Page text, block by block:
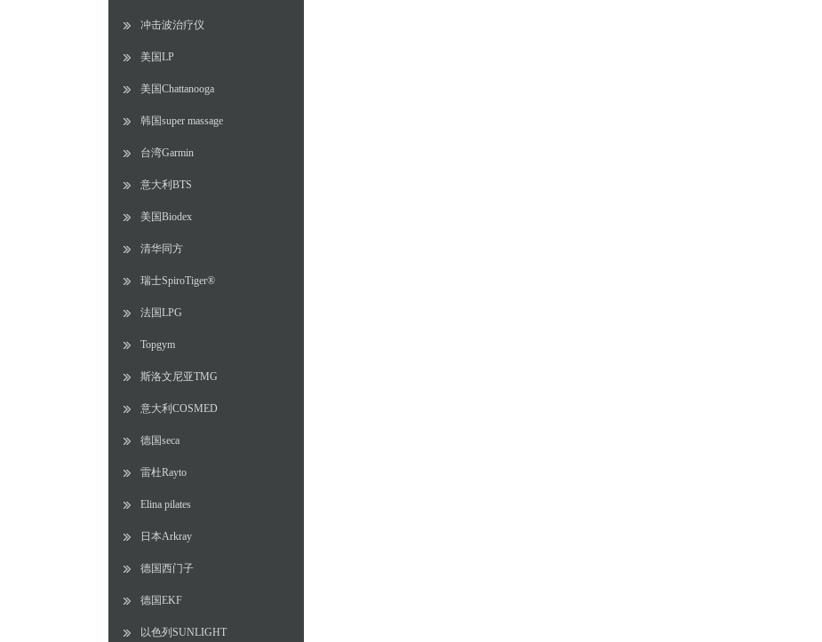
冲击波治疗仪
美国LP
美国Chattanooga
韩国super massage
台湾Garmin
意大利BTS
美国Biodex
清华同方
瑞士SpiroTiger®
法国LPG
Topgym
斯洛文尼亚TMG
意大利COSMED
德国seca
雷杜Rayto
Elina pilates
日本Arkray
德国西门子
德国EKF
以色列SUNLIGHT